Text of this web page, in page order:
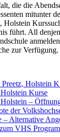
die die
mitunter
führt. All
zur Verfügung.
Holstein
Kurse
–
der
– Alternative
VHS